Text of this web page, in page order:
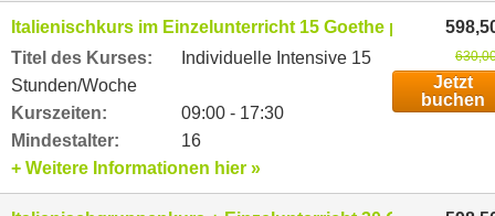
Italienischkurs im Einzelunterricht 15 Goethe pro Woche
Titel des Kurses:
Individuelle Intensive 15
Stunden/Woche
Kurszeiten:
09:00 - 17:30
Mindestalter:
16
Jetzt
buchen
+ Weitere Informationen hier »